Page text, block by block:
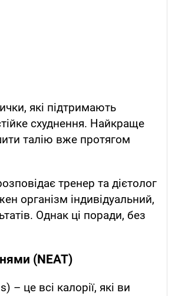
які підтримають
схуднення. Найкраще
талію вже протягом
тренер та дієтолог
організм індивідуальний,
Однак ці поради, без
(NEAT)
– це всі калорії, які ви